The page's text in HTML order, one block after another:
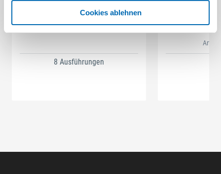
Cookies ablehnen
Festool
8 Ausführungen
Bit-